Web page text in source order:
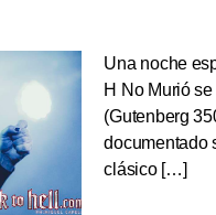
Una noche
H No Murió
(Gutenberg
documentado
clásico […]